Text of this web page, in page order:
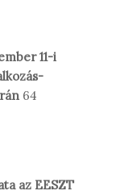
11-i
64
az EESZT